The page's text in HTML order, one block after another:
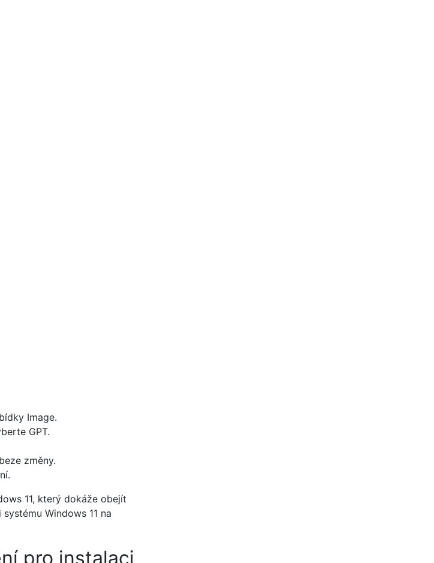
Image.
GPT.
změny.
11, který dokáže obejít
Windows 11 na
pro instalaci